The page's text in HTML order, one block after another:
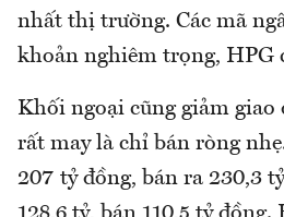
nhất thị trường. Các mã
khoản nghiêm trọng, HPG
Khối ngoại cũng giảm giao
rất may là chỉ bán ròng
207 tỷ đồng, bán ra 230,3